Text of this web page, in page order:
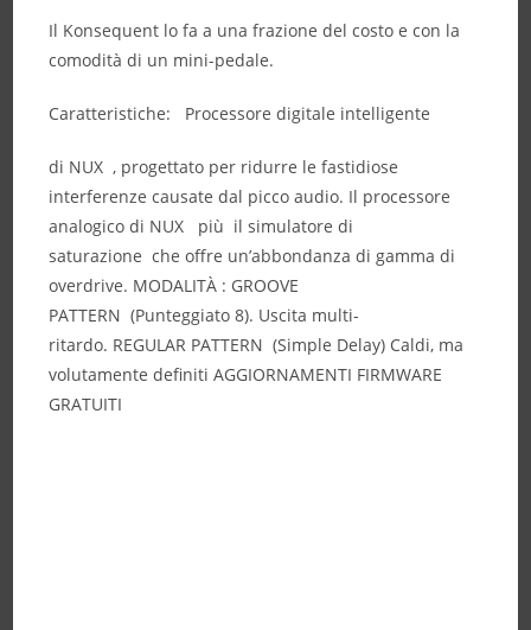
Il Konsequent lo fa a una frazione del costo e con la
comodità di un mini-pedale.
Caratteristiche: Processore digitale intelligente
di NUX , progettato per ridurre le fastidiose
interferenze causate dal picco audio. Il processore
analogico di NUX più il simulatore di
saturazione che offre un’abbondanza di gamma di
overdrive. MODALITÀ : GROOVE
PATTERN (Punteggiato 8). Uscita multi-
ritardo. REGULAR PATTERN (Simple Delay) Caldi, ma
volutamente definiti AGGIORNAMENTI FIRMWARE
GRATUITI